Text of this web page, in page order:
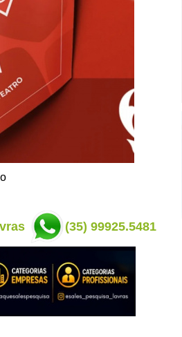
(35) 99925.5481